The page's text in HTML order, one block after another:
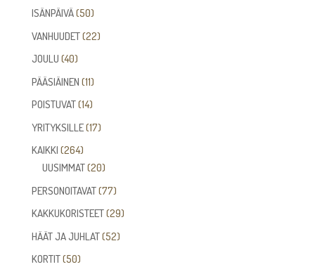
ISÄNPÄIVÄ 5050
tuotetta
VANHUUDET 2222
JOULU 4040
tuotetta
PÄÄSIÄINEN 1111
tuotetta
POISTUVAT 1414
tuotetta
YRITYKSILLE 1717
KAIKKI 264264
tuotetta
UUSIMMAT 2020
tuotetta
PERSONOITAVAT 7777
tuotetta
KAKKUKORISTEET 2929
HÄÄT JA JUHLAT 5252
KORTIT 5050